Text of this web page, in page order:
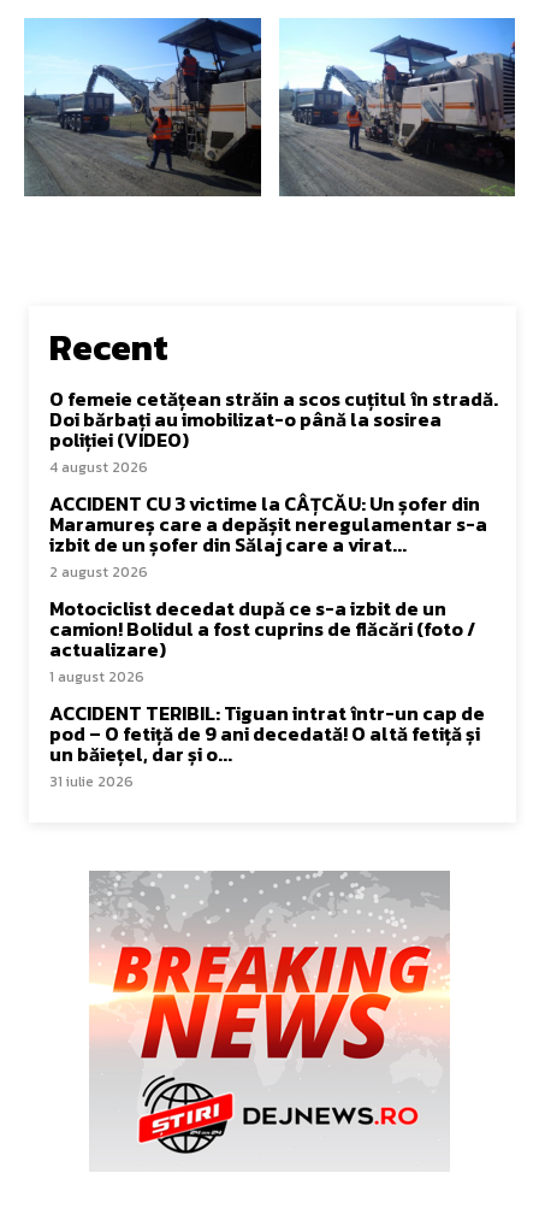
Recent
O femeie cetățean străin a scos cuțitul în stradă.
Doi bărbați au imobilizat-o până la sosirea
poliției (VIDEO)
4 august 2026
ACCIDENT CU 3 victime la CÂȚCĂU: Un șofer din
Maramureș care a depășit neregulamentar s-a
izbit de un șofer din Sălaj care a virat...
2 august 2026
Motociclist decedat după ce s-a izbit de un
camion! Bolidul a fost cuprins de flăcări (foto /
actualizare)
1 august 2026
ACCIDENT TERIBIL: Tiguan intrat într-un cap de
pod – O fetiță de 9 ani decedată! O altă fetiță și
un băiețel, dar și o...
31 iulie 2026